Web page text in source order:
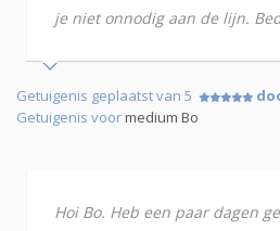
je niet onnodig aan de lijn.
Getuigenis geplaatst van 5
Getuigenis voormedium Bo
Hoi Bo. Heb een paar dagen